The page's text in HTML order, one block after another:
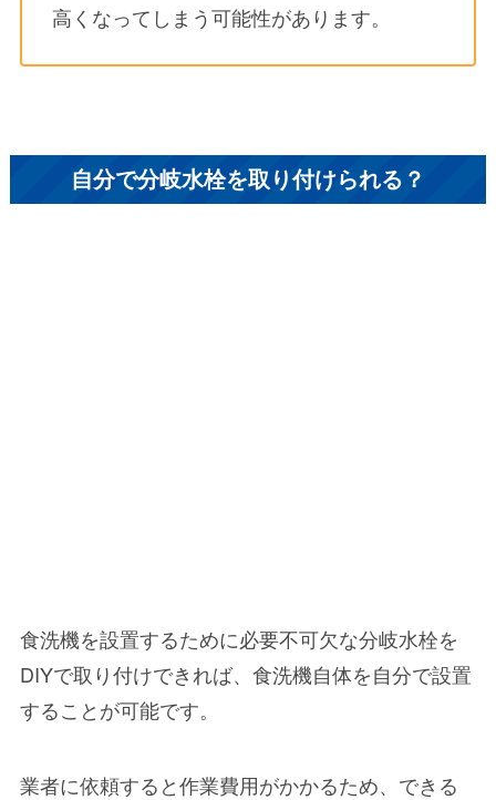
高くなってしまう可能性があります。
自分で分岐水栓を取り付けられる？
食洗機を設置するために必要不可欠な分岐水栓を
DIYで取り付けできれば、食洗機自体を自分で設置
することが可能です。
業者に依頼すると作業費用がかかるため、できる